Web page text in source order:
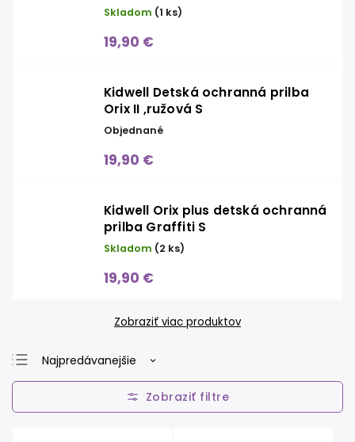
Skladom (1 ks)
19,90 €
Kidwell Detská ochranná prilba
Orix II ,ružová S
Objednané
19,90 €
Kidwell Orix plus detská ochranná
prilba Graffiti S
Skladom (2 ks)
19,90 €
Zobraziť viac produktov
Najpredávanejšie
Najlacnejšie
Najdrahšie